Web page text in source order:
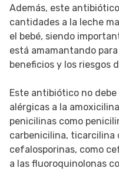
Además, este
cantidades a la leche
el bebé, siendo
está amamantando
beneficios y los riesgos
Este antibiótico no
alérgicas a la
penicilinas como
carbenicilina, ticarcilina
cefalosporinas, como
a las fluoroquinolonas